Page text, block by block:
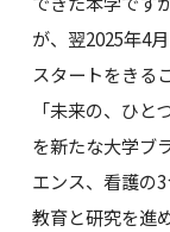
が、翌2025年4
スタートをきる
「未来の、ひと
を新たな大学ブ
エンス、看護の
教育と研究を進